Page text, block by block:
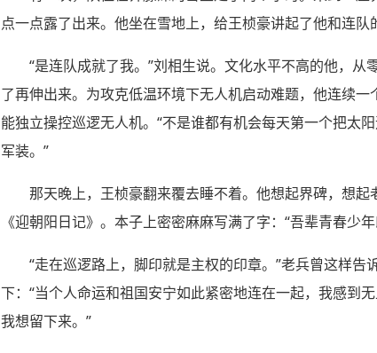
点一点露了出来。他坐在雪地上，给王桢豪讲起了他和连队
“是连队成就了我。”刘相生说。文化水平不高的他，
了再伸出来。为攻克低温环境下无人机启动难题，他连续
能独立操控巡逻无人机。“不是谁都有机会每天第一个把太
军装。”
那天晚上，王桢豪翻来覆去睡不着。他想起界碑，想
《迎朝阳日记》。本子上密密麻麻写满了字：“吾辈青春少
“走在巡逻路上，脚印就是主权的印章。”老兵曾这样
下：“当个人命运和祖国安宁如此紧密地连在一起，我感到
我想留下来。”